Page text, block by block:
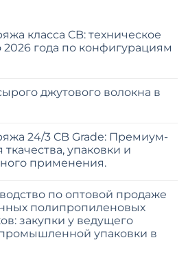
класса CB: техническое
2026 года по конфигурациям
джутового волокна в
24/3 CB Grade: Премиум-
ткачества, упаковки и
применения.
по оптовой продаже
полипропиленовых
закупки у ведущего
упаковки в